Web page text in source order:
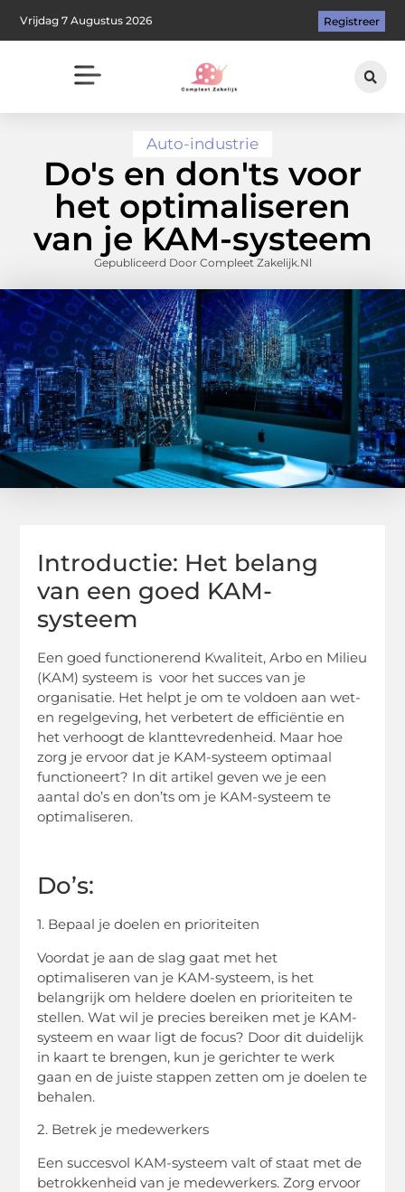
Vrijdag 7 Augustus 2026 Registreer
Auto-industrie
Do's en don'ts voor
het optimaliseren
van je KAM-systeem
Gepubliceerd Door Compleet Zakelijk.nl
Introductie: Het belang
van een goed KAM-
systeem
Een goed functionerend Kwaliteit, Arbo en Milieu
(KAM) systeem is voor het succes van je
organisatie. Het helpt je om te voldoen aan wet-
en regelgeving, het verbetert de efficiëntie en
het verhoogt de klanttevredenheid. Maar hoe
zorg je ervoor dat je KAM-systeem optimaal
functioneert? In dit artikel geven we je een
aantal do’s en don’ts om je KAM-systeem te
optimaliseren.
Do’s:
1. Bepaal je doelen en prioriteiten
Voordat je aan de slag gaat met het
optimaliseren van je KAM-systeem, is het
belangrijk om heldere doelen en prioriteiten te
stellen. Wat wil je precies bereiken met je KAM-
systeem en waar ligt de focus? Door dit duidelijk
in kaart te brengen, kun je gerichter te werk
gaan en de juiste stappen zetten om je doelen te
behalen.
2. Betrek je medewerkers
Een succesvol KAM-systeem valt of staat met de
betrokkenheid van je medewerkers. Zorg ervoor